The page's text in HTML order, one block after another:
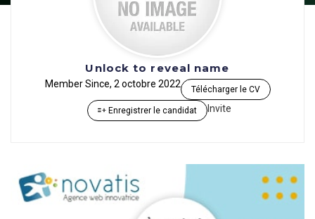
Unlock to reveal name
Member Since, 2 octobre 2022 Télécharger le CV
Enregistrer le candidat Invite